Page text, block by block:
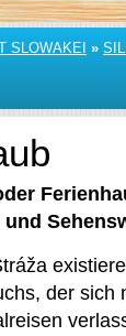
SLOWAKEI »
der sich